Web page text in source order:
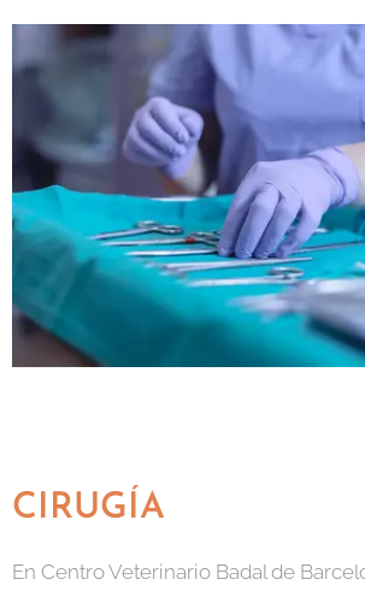
CIRUGÍA
En Centro Veterinario Badal de